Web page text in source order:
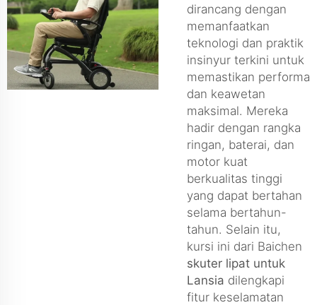
dirancang dengan
memanfaatkan
teknologi dan praktik
insinyur terkini untuk
memastikan performa
dan keawetan
maksimal. Mereka
hadir dengan rangka
ringan, baterai, dan
motor kuat
berkualitas tinggi
yang dapat bertahan
selama bertahun-
tahun. Selain itu,
kursi ini dari Baichen
skuter lipat untuk
Lansia dilengkapi
fitur keselamatan